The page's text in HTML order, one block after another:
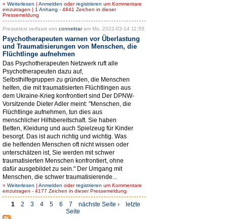
» Weiterlesen | Anmelden oderregistrieren um Kommentare
einzutragen | 1 Anhang - 4841 Zeichen in dieser
Pressemeldung
Pressetext verfasst von connektaram Mo, 2022-03-14 11:55.
Psychotherapeuten warnen vor Überlastung
und Traumatisierungen von Menschen, die
Flüchtlinge aufnehmen
Das Psychotherapeuten Netzwerk ruft alle
Psychotherapeuten dazu auf,
Selbsthilfegruppen zu gründen, die Menschen
helfen, die mit traumatisierten Flüchtlingen aus
dem Ukraine-Krieg konfrontiert sind Der DPNW-
Vorsitzende Dieter Adler meint: "Menschen, die
Flüchtlinge aufnehmen, tun dies aus
menschlicher Hilfsbereitschaft. Sie haben
Betten, Kleidung und auch Spielzeug für Kinder
besorgt. Das ist auch richtig und wichtig. Was
die helfenden Menschen oft nicht wissen oder
unterschätzen ist, Sie werden mit schwer
traumatisierten Menschen konfrontiert, ohne
dafür ausgebildet zu sein." Der Umgang mit
Menschen, die schwer traumatisierende...
» Weiterlesen | Anmelden oderregistrieren um Kommentare
einzutragen - 4177 Zeichen in dieser Pressemeldung
1 2 3 4 5 6 7 nächste Seite ›
letzte
Seite